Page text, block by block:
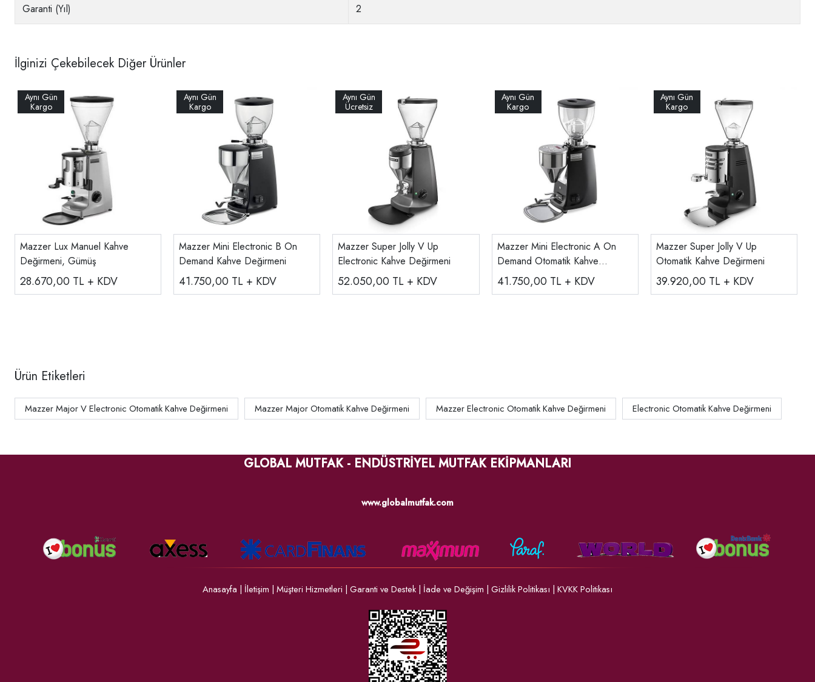
Garanti (Yıl) 2
İlginizi Çekebilecek Diğer Ürünler
Mazzer Lux Manuel Kahve
Değirmeni, Gümüş
28.670,00 TL + KDV
Mazzer Mini Electronic B On
Demand Kahve Değirmeni
41.750,00 TL + KDV
Mazzer Super Jolly V Up
Electronic Kahve Değirmeni
52.050,00 TL + KDV
Mazzer Mini Electronic A On
Demand Otomatik Kahve
Değirmeni
41.750,00 TL + KDV
Mazzer Super Jolly V Up
Otomatik Kahve Değirmeni
39.920,00 TL + KDV
Ürün Etiketleri
Mazzer Major V Electronic Otomatik Kahve Değirmeni Mazzer Major Otomatik Kahve Değirmeni Mazzer Electronic Otomatik Kahve Değirmeni Electronic Otomatik Kahve Değirmeni
GLOBAL MUTFAK - ENDÜSTRİYEL MUTFAK EKİPMANLARI
www.globalmutfak.com
Anasayfa | İletişim | Müşteri Hizmetleri | Garanti ve Destek | İade ve Değişim | Gizlilik Politikası | KVKK Politikası